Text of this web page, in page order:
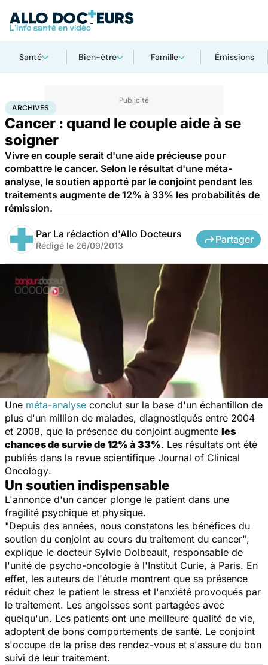
Santé Bien-être Famille Émissions
AccueilSantéArchives
ARCHIVES
Cancer : quand le couple aide à se
soigner
Vivre en couple serait d'une aide précieuse pour
combattre le cancer. Selon le résultat d'une méta-
analyse, le soutien apporté par le conjoint pendant les
traitements augmente de 12% à 33% les probabilités de
rémission.
Par La rédaction d'Allo Docteurs
Rédigé le 26/09/2013
Partager
Une méta-analyse conclut sur la base d'un échantillon de
plus d'un million de malades, diagnostiqués entre 2004
et 2008, que la présence du conjoint augmente les
chances de survie de 12% à 33%. Les résultats ont été
publiés dans la revue scientifique Journal of Clinical
Oncology.
Un soutien indispensable
L'annonce d'un cancer plonge le patient dans une
fragilité psychique et physique.
"Depuis des années, nous constatons les bénéfices du
soutien du conjoint au cours du traitement du cancer",
explique le docteur Sylvie Dolbeault, responsable de
l'unité de psycho-oncologie à l'Institut Curie, à Paris. En
effet, les auteurs de l'étude montrent que sa présence
réduit chez le patient le stress et l'anxiété provoqués par
le traitement. Les angoisses sont partagées avec
quelqu'un. Les patients ont une meilleure qualité de vie,
adoptent de bons comportements de santé. Le conjoint
s'occupe de la prise des rendez-vous et s'assure du bon
suivi de leur traitement.